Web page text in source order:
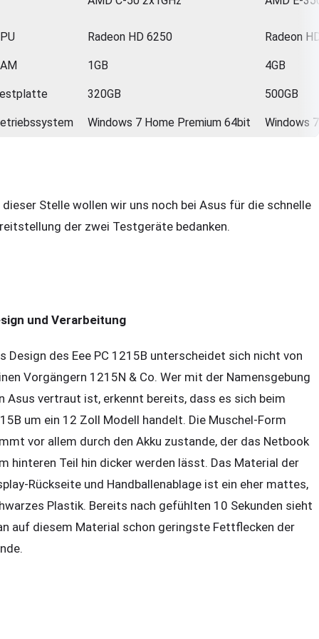
Radeon HD 6250 Radeon
1GB 4GB
320GB 500GB
Windows 7 Home Premium 64bit Windows
dieser Stelle wollen wir uns noch bei Asus für die schnelle
der zwei Testgeräte bedanken.
und Verarbeitung
Design des Eee PC 1215B unterscheidet sich nicht von
Vorgängern 1215N & Co. Wer mit der Namensgebung
Asus vertraut ist, erkennt bereits, dass es sich beim
um ein 12 Zoll Modell handelt. Die Muschel-Form
vor allem durch den Akku zustande, der das Netbook
hinteren Teil hin dicker werden lässt. Das Material der
Rückseite und Handballenablage ist ein eher mattes,
Plastik. Bereits nach gefühlten 10 Sekunden sieht
auf diesem Material schon geringste Fettflecken der